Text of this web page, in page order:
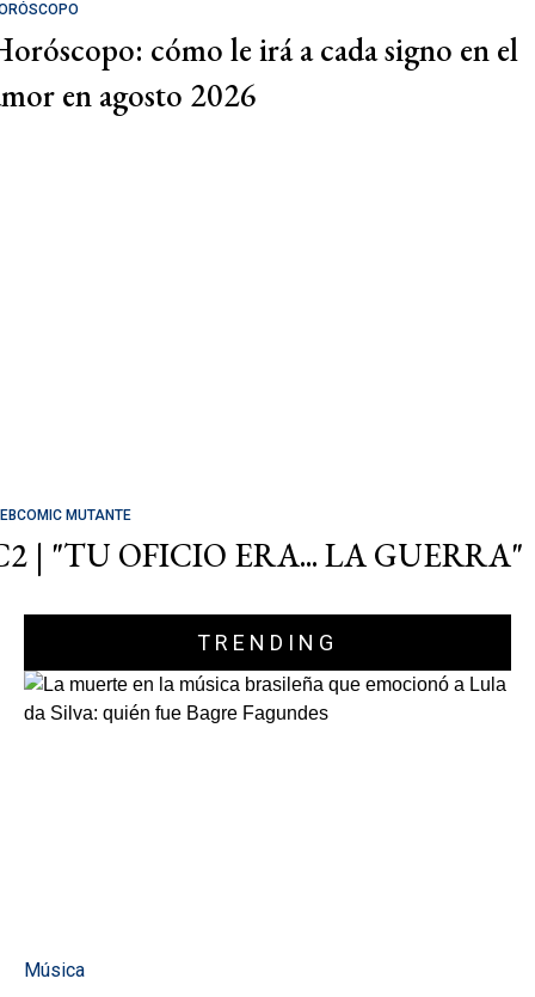
cómo le irá a cada signo en el
en agosto 2026
MUTANTE
| "TU OFICIO ERA... LA GUERRA"
TRENDING
Música